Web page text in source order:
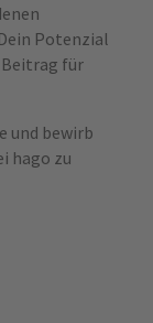
Potenzial
für
und bewirb
hago zu